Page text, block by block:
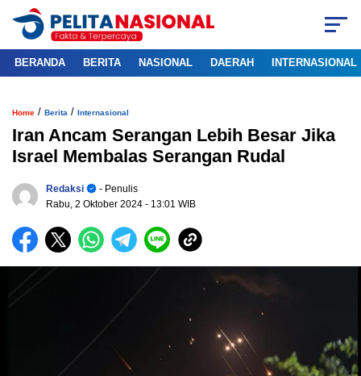
BERANDA BERITA NASIONAL DAERAH INTERNASIONAL
Home / Berita / Internasional
Iran Ancam Serangan Lebih Besar Jika
Israel Membalas Serangan Rudal
Redaksi
- Penulis
Rabu, 2 Oktober 2024 - 13:01 WIB